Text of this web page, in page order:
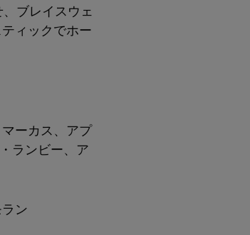
ブレイスウェ
ィックでホー
ーカス、アプ
ランビー、ア
ン